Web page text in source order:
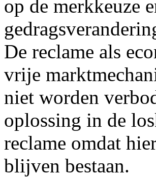
op de merkkeuze
De reclame als
vrije
niet worden
oplossing in de
reclame omdat
blijven bestaan.